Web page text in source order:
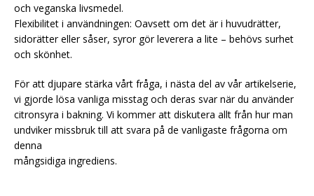
och veganska livsmedel.
Flexibilitet i användningen: Oavsett om det är i huvudrätter,
sidorätter eller såser, syror gör leverera a lite – behövs surhet
och skönhet.
För att djupare stärka vårt fråga, i nästa del av vår artikelserie,
vi gjorde lösa vanliga misstag och deras svar när du använder
citronsyra i bakning. Vi kommer att diskutera allt från hur man
undviker missbruk till att svara på de vanligaste frågorna om
denna
mångsidiga ingrediens.